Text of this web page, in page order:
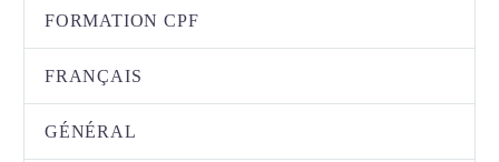
FORMATION CPF
FRANÇAIS
GÉNÉRAL